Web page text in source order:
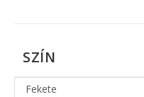
SZÍN
Fekete